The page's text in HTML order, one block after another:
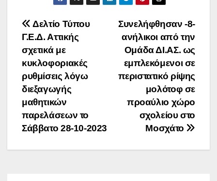
Πλοήγηση
άρθρων
Συνελήφθησαν -8-
ανήλικοι από την
Ομάδα ΔΙ.ΑΣ. ως
εμπλεκόμενοι σε
περιστατικό ρίψης
μολότοφ σε
προαύλιο χώρο
σχολείου στο
Μοσχάτο
Δελτίο Τύπου
Γ.Ε.Δ. Αττικής
σχετικά με
κυκλοφοριακές
ρυθμίσεις λόγω
διεξαγωγής
μαθητικών
παρελάσεων το
Σάββατο 28-10-2023